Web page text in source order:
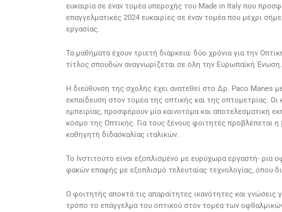
ευκαιρία σε έναν τομέα υπεροχής του Made in Italy που
επαγγελματικές 2024 ευκαιρίες σε έναν τομέα που μέχρι
εργασίας.
Τα μαθήματα έχουν τριετή διάρκεια: δύο χρόνια για την
τίτλος σπουδών αναγνωρίζεται σε όλη την Ευρωπαϊκή Ένωση.
Η διεύθυνση της σχολής έχει ανατεθεί στο Δρ. Paco Manes
εκπαίδευση στον τομέα της οπτικής και της οπτομετρίας.
εμπειρίας, προσφέρουν μία καινοτόμα και αποτελεσματική
κόσμο της Οπτικής. Για τους ξένους φοιτητές προβλέπεται
καθηγητή διδασκαλίας ιταλικών.
Το Ινστιτούτο είναι εξοπλισμένο με ευρύχωρα εργαστή- ρια
φακών επαφής με εξοπλισμό τελευταίας τεχνολογίας, όπου
Ο φοιτητής αποκτά τις απαραίτητες ικανότητες και γνώσεις
τρόπο το επάγγελμα του οπτικού στον τομέα των